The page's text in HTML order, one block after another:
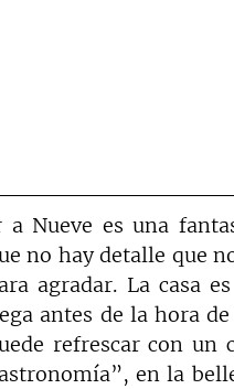
a Nueve es una
no hay detalle que
agradar. La casa
antes de la hora
refrescar con un
en la